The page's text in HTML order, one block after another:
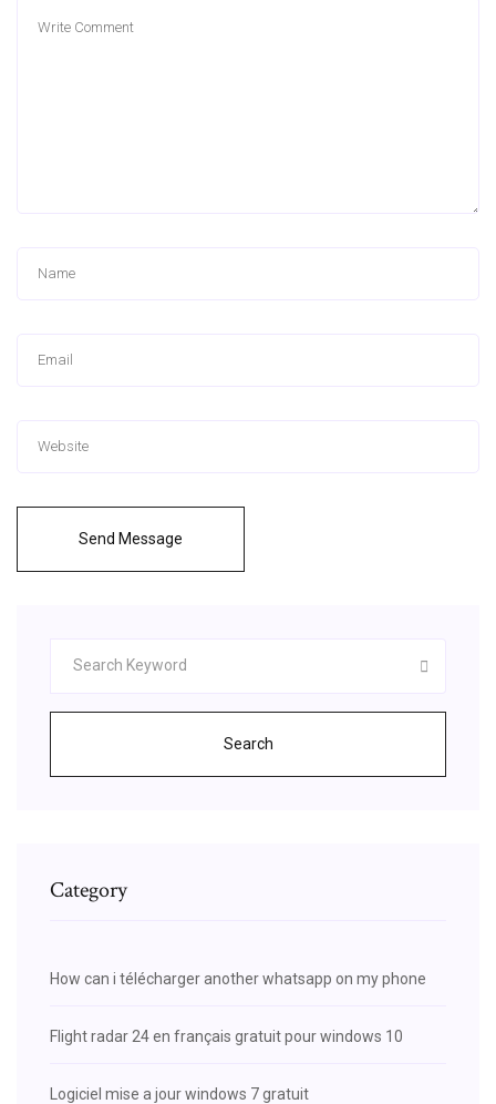
Send Message
Search
Category
How can i télécharger another whatsapp on my phone
Flight radar 24 en français gratuit pour windows 10
Logiciel mise a jour windows 7 gratuit